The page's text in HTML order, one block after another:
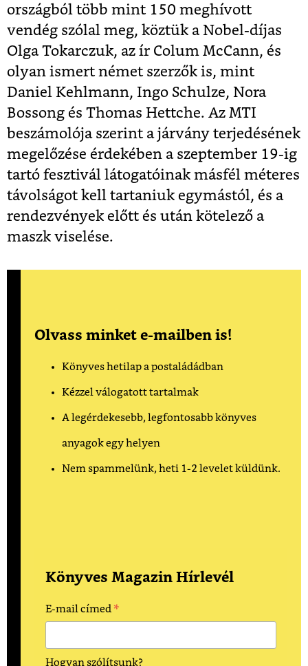
országból több mint 150 meghívott
vendég szólal meg, köztük a Nobel-díjas
Olga Tokarczuk, az ír Colum McCann, és
olyan ismert német szerzők is, mint
Daniel Kehlmann, Ingo Schulze, Nora
Bossong és Thomas Hettche. Az MTI
beszámolója szerint a járvány terjedésének
megelőzése érdekében a szeptember 19-ig
tartó fesztivál látogatóinak másfél méteres
távolságot kell tartaniuk egymástól, és a
rendezvények előtt és után kötelező a
maszk viselése.
Olvass minket e-mailben is!
Könyves hetilap a postaládádban
Kézzel válogatott tartalmak
A legérdekesebb, legfontosabb könyves
anyagok egy helyen
Nem spammelünk, heti 1-2 levelet küldünk.
Könyves Magazin Hírlevél
E-mail címed *
Hogyan szólítsunk?